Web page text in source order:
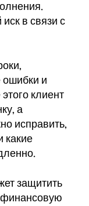
в связи с
ошибки и
клиент
а
исправить,
какие
защитить
финансовую